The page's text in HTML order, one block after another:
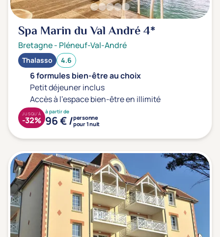
Sport
(0)
Yoga
Longévité
Offres spéciales
Vente Flash & Promo
Offres spéciales Solo
Distance de chez vous
Établissements proches de chez moi
Km
Spa Marin du Val André4*
Bretagne- Pléneuf-Val-André
Thalasso 4.6
6 formules bien-être au choix
Petit déjeuner inclus
Accès à l'espace bien-être en illimité
à partir de
96 € /personne
pour 1 nuit
JUSQU'À
-32%